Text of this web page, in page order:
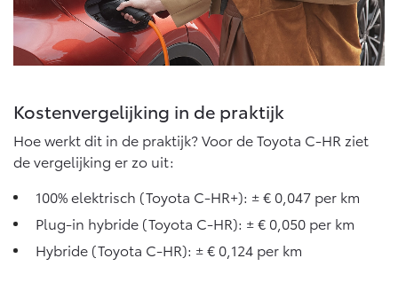
Mirai
WATERSTOF-ELEKTRISCH
Vanaf € 76.695,-
Proace City (excl. BTW)
OOK ALS BATTERIJ-
ELEKTRISCH
Proace (excl. BTW)
OOK ALS BATTERIJ-
BATTERIJ-ELEKTRISCH
Kostenvergelijking in de praktijk
Hoe werkt dit in de praktijk? Voor de Toyota C-HR ziet
de vergelijking er zo uit:
100% elektrisch (Toyota C-HR+): ± € 0,047 per km
Plug-in hybride (Toyota C-HR): ± € 0,050 per km
Hybride (Toyota C-HR): ± € 0,124 per km